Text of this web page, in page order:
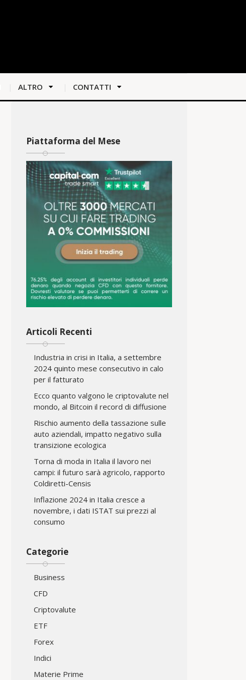
ALTRO CONTATTI
Piattaforma del Mese
Articoli Recenti
Industria in crisi in Italia, a settembre
2024 quinto mese consecutivo in calo
per il fatturato
Ecco quanto valgono le criptovalute nel
mondo, al Bitcoin il record di diffusione
Rischio aumento della tassazione sulle
auto aziendali, impatto negativo sulla
transizione ecologica
Torna di moda in Italia il lavoro nei
campi: il futuro sarà agricolo, rapporto
Coldiretti-Censis
Inflazione 2024 in Italia cresce a
novembre, i dati ISTAT sui prezzi al
consumo
Categorie
Business
CFD
Criptovalute
ETF
Forex
Indici
Materie Prime